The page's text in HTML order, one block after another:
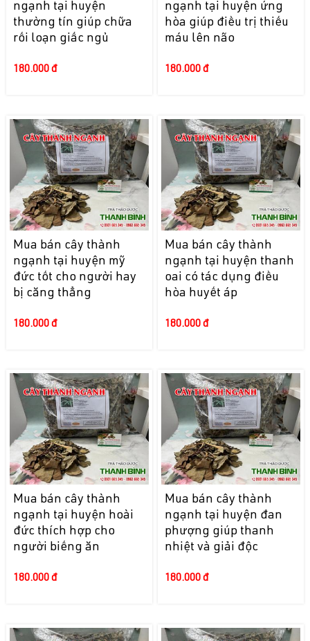
ngạnh tại huyện
thường tín giúp chữa
rối loạn giấc ngủ
180.000 đ
ngạnh tại huyện ứng
hòa giúp điều trị thiếu
máu lên não
180.000 đ
Mua bán cây thành
ngạnh tại huyện mỹ
đức tốt cho người hay
bị căng thẳng
180.000 đ
Mua bán cây thành
ngạnh tại huyện thanh
oai có tác dụng điều
hòa huyết áp
180.000 đ
Mua bán cây thành
ngạnh tại huyện hoài
đức thích hợp cho
người biếng ăn
180.000 đ
Mua bán cây thành
ngạnh tại huyện đan
phượng giúp thanh
nhiệt và giải độc
180.000 đ